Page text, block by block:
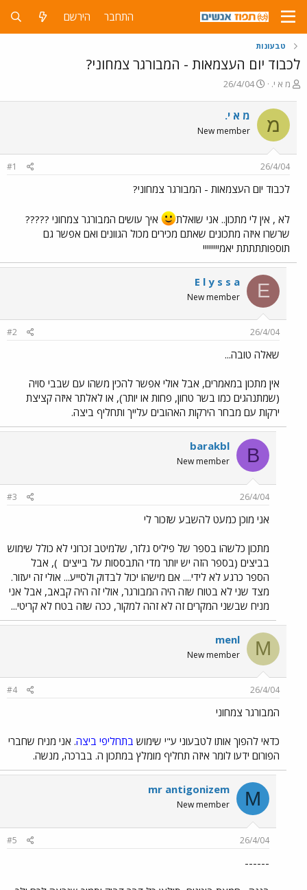
התחבר הירשם
טבעונות
לכבוד יום העצמאות - המבורגר צמחוני?
פ
ח
ה
ו
ש
מ א י.
פ
ם
ת
י
26/4/04
מ מ א י.
New member
26/4/04
#1
לכבוד יום העצמאות - המבורגר צמחוני?
לא , אין לי מתכון.. אני שואלת
איך עושים המבורגר צמחוני ?????
שרשרו איזה מתכונים שאתם מכירים מכול הגוונים ואם אפשר גם
תוספותתתתת יאמיייייייי
E
E l y s s a
New member
26/4/04
#2
שאלה טובה...
אין מתכון במאמרים, אבל אולי אפשר להכין משהו עם שבבי סויה
(שמתנהגים כמו בשר טחון, פחות או יותר), או לאלתר איזה קציצת
ירקות עם מבחר הירקות האהובים עלייך ותחליף ביצה.
B
barakbl
New member
26/4/04
#3
אני מוכן כמעט להשבע שזכור לי
מתכון כלשהו בספר של פיליס גלזר, שלמיטב זכרוני לא כולל שימוש
בביצים (בספר הזה יש יותר מדי התבססות על בייצים ), אבל
הספר כרגע לא לידי.... אם מישהו יכול לבדוק ולסייע... אולי זה יעזור.
מצד שני לא בטוח שזה היה המבורגר, אולי זה היה קבאב, אבל אני
מניח שבשני המקרים זה לא זהה למקור, ככה שזה בטח לא קריטי...
M
menl
New member
26/4/04
#4
המבורגר צמחוני
כדאי להפוך אותו לטבעוני ע"י שימוש בתחליפי ביצה. אני מניח שחברי
הפורום ידעו לומר איזה תחליף מומלץ במתכון ה. בברכה, מנשה.
M
mr antigonizem
New member
26/4/04
#5
------